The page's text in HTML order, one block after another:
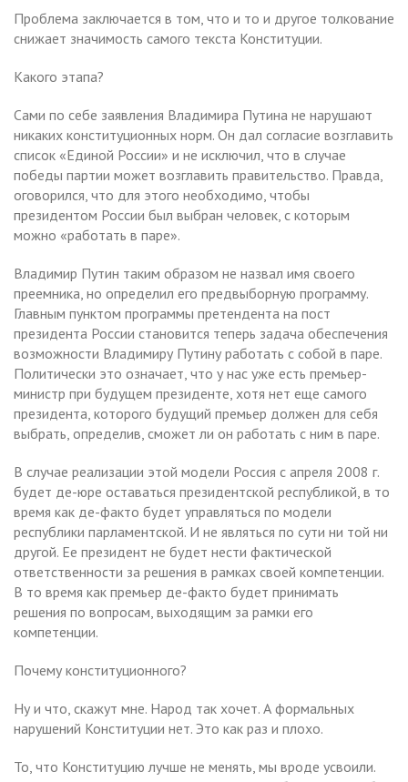
Проблема заключается в том, что и то и другое толкование
снижает значимость самого текста Конституции.
Какого этапа?
Сами по себе заявления Владимира Путина не нарушают
никаких конституционных норм. Он дал согласие возглавить
список «Единой России» и не исключил, что в случае
победы партии может возглавить правительство. Правда,
оговорился, что для этого необходимо, чтобы
президентом России был выбран человек, с которым
можно «работать в паре».
Владимир Путин таким образом не назвал имя своего
преемника, но определил его предвыборную программу.
Главным пунктом программы претендента на пост
президента России становится теперь задача обеспечения
возможности Владимиру Путину работать с собой в паре.
Политически это означает, что у нас уже есть премьер-
министр при будущем президенте, хотя нет еще самого
президента, которого будущий премьер должен для себя
выбрать, определив, сможет ли он работать с ним в паре.
В случае реализации этой модели Россия с апреля 2008 г.
будет де-юре оставаться президентской республикой, в то
время как де-факто будет управляться по модели
республики парламентской. И не являться по сути ни той ни
другой. Ее президент не будет нести фактической
ответственности за решения в рамках своей компетенции.
В то время как премьер де-факто будет принимать
решения по вопросам, выходящим за рамки его
компетенции.
Почему конституционного?
Ну и что, скажут мне. Народ так хочет. А формальных
нарушений Конституции нет. Это как раз и плохо.
То, что Конституцию лучше не менять, мы вроде усвоили.